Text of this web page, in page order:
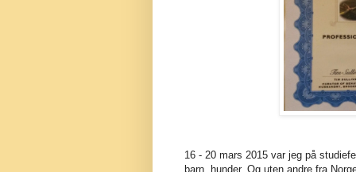
16 - 20 mars 2015 var jeg på
barn, hunder. Og uten andre fra